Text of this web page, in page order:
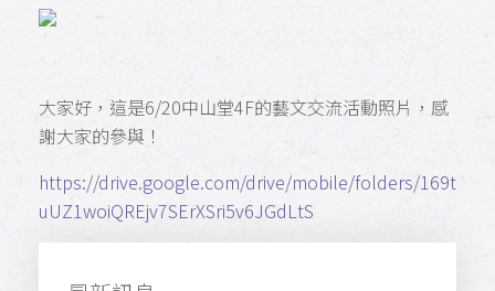
大家好，這是6/20中山堂4F的藝文交流活動照片，感
謝大家的參與！
https://drive.google.com/drive/mobile/folders/169t
uUZ1woiQREjv7SErXSri5v6JGdLtS